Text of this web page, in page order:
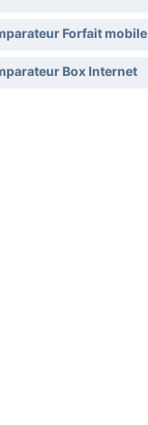
Forfait mobile
Box Internet